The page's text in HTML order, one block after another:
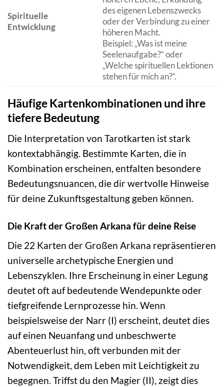
Spirituelle
Entwicklung
des eigenen Lebenszwecks
oder der Verbindung zu einer
höheren Macht.
Beispiel: „Was ist meine
Seelenaufgabe?“ oder
„Welche spirituellen Lektionen
stehen für mich an?“.
Häufige Kartenkombinationen und ihre
tiefere Bedeutung
Die Interpretation von Tarotkarten ist stark
kontextabhängig. Bestimmte Karten, die in
Kombination erscheinen, entfalten besondere
Bedeutungsnuancen, die dir wertvolle Hinweise
für deine Zukunftsgestaltung geben können.
Die Kraft der Großen Arkana für deine Reise
Die 22 Karten der Großen Arkana repräsentieren
universelle archetypische Energien und
Lebenszyklen. Ihre Erscheinung in einer Legung
deutet oft auf bedeutende Wendepunkte oder
tiefgreifende Lernprozesse hin. Wenn
beispielsweise der Narr (I) erscheint, deutet dies
auf einen Neuanfang und unbeschwerte
Abenteuerlust hin, oft verbunden mit der
Notwendigkeit, dem Leben mit Leichtigkeit zu
begegnen. Triffst du den Magier (II), zeigt dies